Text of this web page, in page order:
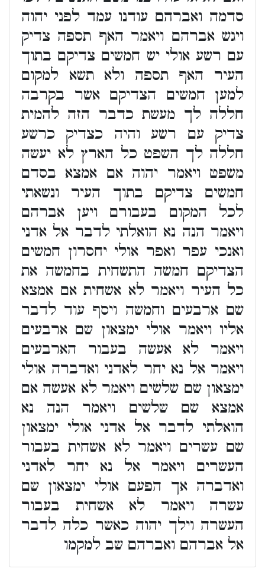
סדמה ואברהם עודנו עמד לפני יהוה
ויגש אברהם ויאמר האף תספה צדיק
עם רשע אולי יש חמשים צדיקם בתוך
העיר האף תספה ולא תשא למקום
למען חמשים הצדיקם אשר בקרבה
חללה לך מעשת כדבר הזה להמית
צדיק עם רשע והיה כצדיק כרשע
חללה לך השפט כל הארץ לא יעשה
משפט ויאמר יהוה אם אמצא בסדם
חמשים צדיקם בתוך העיר ונשאתי
לכל המקום בעבורם ויען אברהם
ויאמר הנה נא הואלתי לדבר אל אדני
ואנכי עפר ואפר אולי יחסרון חמשים
הצדיקם חמשה התשחית בחמשה את
כל העיר ויאמר לא אשחית אם אמצא
שם ארבעים וחמשה ויסף עוד לדבר
אליו ויאמר אולי ימצאון שם ארבעים
ויאמר לא אעשה בעבור הארבעים
ויאמר אל נא יחר לאדני ואדברה אולי
ימצאון שם שלשים ויאמר לא אעשה אם
אמצא שם שלשים ויאמר הנה נא
הואלתי לדבר אל אדני אולי ימצאון
שם עשרים ויאמר לא אשחית בעבור
העשרים ויאמר אל נא יחר לאדני
ואדברה אך הפעם אולי ימצאון שם
עשרה ויאמר לא אשחית בעבור
העשרה וילך יהוה כאשר כלה לדבר
אל אברהם ואברהם שב למקמו